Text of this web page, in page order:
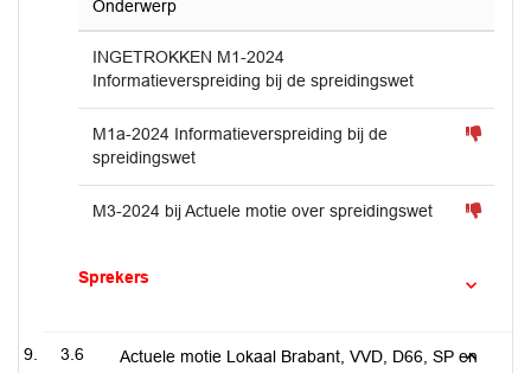
Onderwerp
INGETROKKEN M1-2024
Informatieverspreiding bij de spreidingswet
M1a-2024 Informatieverspreiding bij de
spreidingswet
M3-2024 bij Actuele motie over spreidingswet
Sprekers
3.6
Actuele motie Lokaal Brabant, VVD, D66, SP en